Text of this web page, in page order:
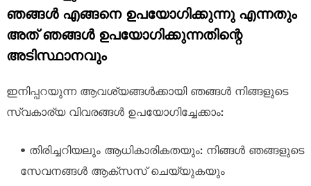
ഞങ്ങൾ എങ്ങനെ ഉപയോഗിക്കുന്നു എന്നതും
അത് ഞങ്ങൾ ഉപയോഗിക്കുന്നതിന്റെ
അടിസ്ഥാനവും
ഇനിപ്പറയുന്ന ആവശ്യങ്ങൾക്കായി ഞങ്ങൾ നിങ്ങളുടെ
സ്വകാര്യ വിവരങ്ങൾ ഉപയോഗിച്ചേക്കാം:
• തിരിച്ചറിയലും ആധികാരികതയും: നിങ്ങൾ ഞങ്ങളുടെ
സേവനങ്ങൾ ആക്‌സസ് ചെയ്യുകയും